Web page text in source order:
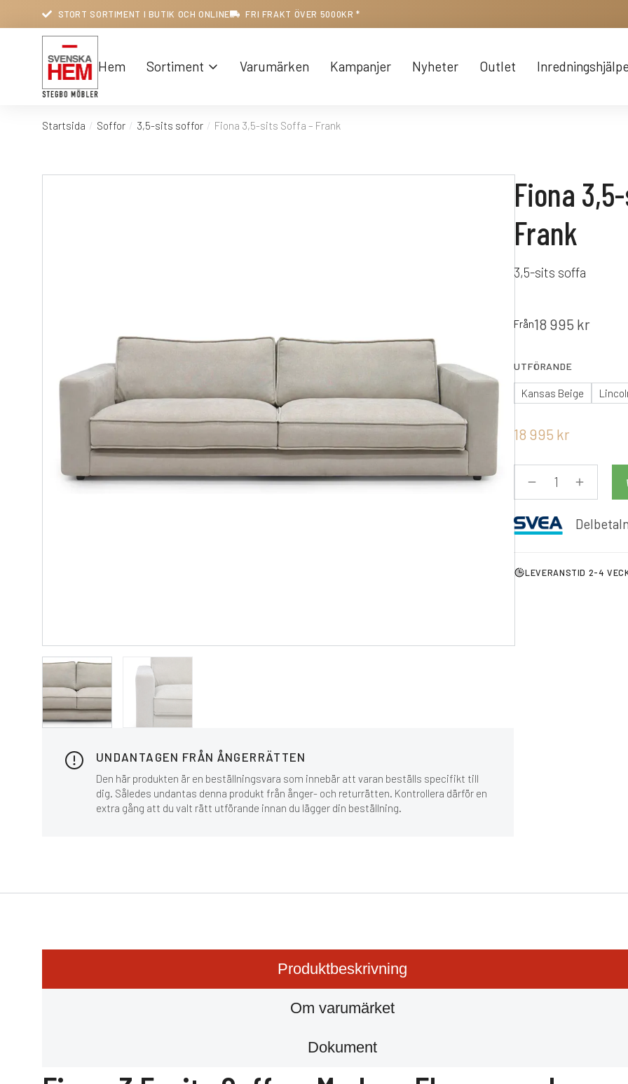
STORT SORTIMENT I BUTIK OCH ONLINE FRI FRAKT ÖVER 5000KR *
Hem Sortiment Varumärken Kampanjer Nyheter Outlet
Du är här:
Startsida Soffor 3,5-sits soffor Fiona 3,5-sits Soffa – Frank
UNDANTAGEN FRÅN ÅNGERRÄTTEN
Den här produkten är en beställningsvara som innebär att varan beställs specifikt till
dig. Således undantas denna produkt från ånger- och returrätten. Kontrollera därför en
extra gång att du valt rätt utförande innan du lägger din beställning.
Fiona
Frank
3,5-sits soffa
Från18 995 kr
UTFÖRANDE
Kansas Beige
18 995 kr
LEVERANSTID 2-4
Produktbeskrivning
Om varumärket
Dokument